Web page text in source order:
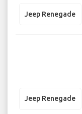
Jeep Renegade
Jeep Renegade